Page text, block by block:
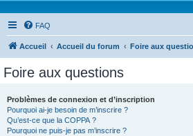
FAQ
Accueil Accueil du forum Foire aux
Foire aux questions
Problèmes de connexion et d’inscription
Pourquoi ai-je besoin de m’inscrire ?
Qu’est-ce que la COPPA ?
Pourquoi ne puis-je pas m’inscrire ?